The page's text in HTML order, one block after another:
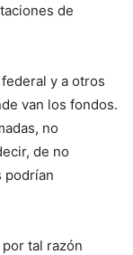
de
y a otros
van los fondos.
no
de no
podrían
tal razón